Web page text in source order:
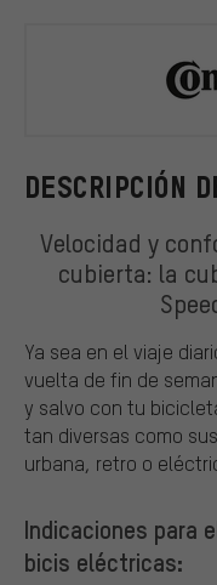
DESCRIPCIÓN
Velocidad y
cubierta: la
Ya sea en el viaje
vuelta de fin de
y salvo con tu
tan diversas como
urbana, retro o
Indicaciones para
bicis eléctricas: